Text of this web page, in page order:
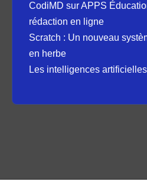
CodiMD sur APPS
rédaction en ligne
Scratch : Un nouveau
en herbe
Les intelligences